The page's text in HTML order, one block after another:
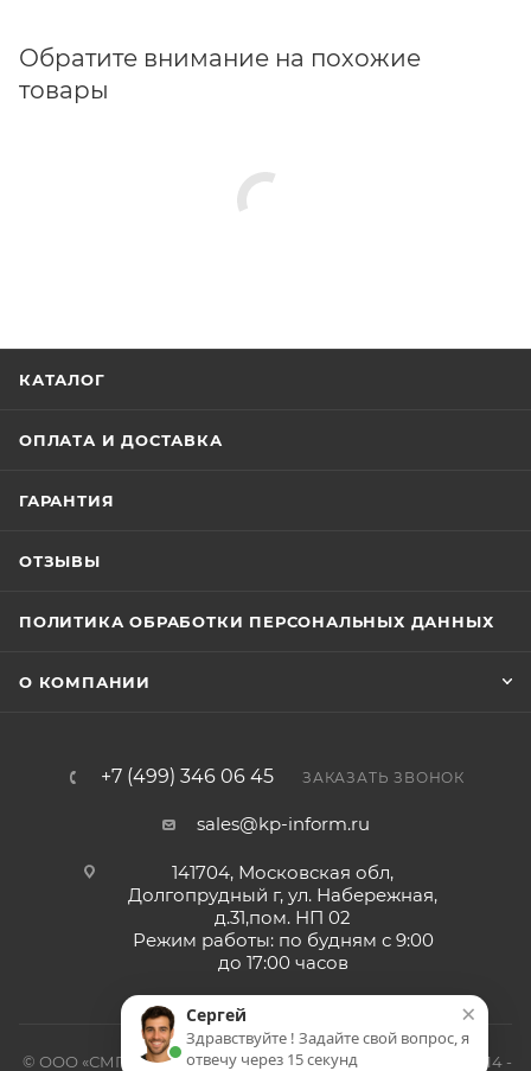
Обратите внимание на похожие
товары
КАТАЛОГ
ОПЛАТА И ДОСТАВКА
ГАРАНТИЯ
ОТЗЫВЫ
ПОЛИТИКА ОБРАБОТКИ ПЕРСОНАЛЬНЫХ ДАННЫХ
О КОМПАНИИ
+7 (499) 346 06 45 ЗАКАЗАТЬ ЗВОНОК
sales@kp-inform.ru
141704, Московская обл,
Долгопрудный г, ул. Набережная,
д.31,пом. НП 02
Режим работы: по будням с 9:00
до 17:00 часов
© ООО «СМП-Проект», поставка серверных запчастей, 2014 -
×
Сергей
Здравствуйте ! Задайте свой вопрос, я
отвечу через 15 секунд